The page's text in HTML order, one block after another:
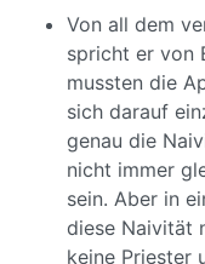
Von all dem
spricht er von
mussten die
sich darauf
genau die
nicht immer
sein. Aber in
diese Naivität
keine Priester